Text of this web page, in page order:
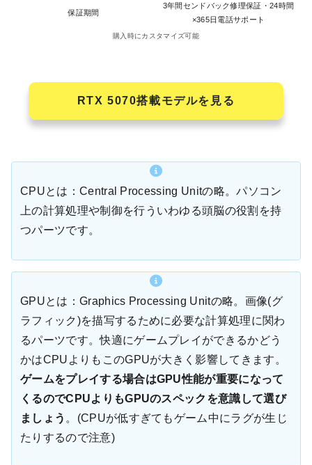
保証期間
3年間センドバック修理保証・24時間
×365日電話サポート
購入時にカスタマイズ可能
RTX 5070搭載モデルを見る
CPUとは：Central Processing Unitの略。パソコン
上の計算処理や制御を行ういわゆる頭脳の役割を持
つパーツです。
GPUとは：Graphics Processing Unitの略。画像(グ
ラフィック)を描写するために必要な計算処理に関わ
るパーツです。快適にゲームプレイができるかどう
かはCPUよりもこのGPUが大きく影響してきます。
ゲームをプレイする場合はGPU性能が重要になって
くるのでCPUよりもGPUのスペックを意識して選び
ましょう 。(CPUが低すぎてもゲーム中にラグが生じ
たりするので注意)